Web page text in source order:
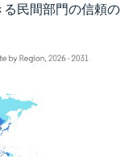
民間部門の信頼の